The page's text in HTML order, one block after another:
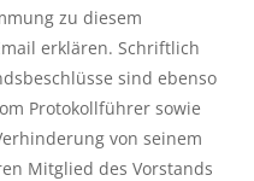
zu diesem
erklären. Schriftlich
sind ebenso
Protokollführer sowie
von seinem
Mitglied des Vorstands